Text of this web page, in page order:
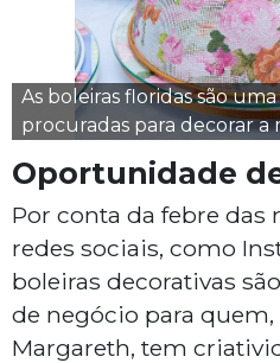
As boleiras floridas são
procuradas para decorar a
Oportunidade
Por conta da febre das
redes sociais, como
boleiras decorativas
de negócio para
Margareth, tem